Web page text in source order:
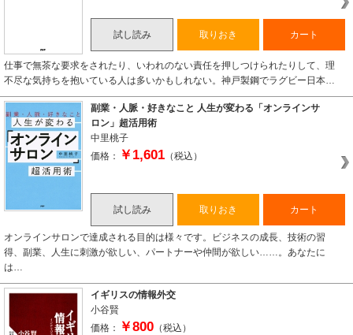
試し読み 取りおき カート
仕事で無茶な要求をされたり、いわれのない責任を押しつけられたりして、理
不尽な気持ちを抱いている人は多いかもしれない。神戸製鋼でラグビー日本…
副業・人脈・好きなこと 人生が変わる「オンラインサ
ロン」超活用術
中里桃子
価格：
￥1,601 （税込）
試し読み 取りおき カート
オンラインサロンで達成される目的は様々です。ビジネスの成長、技術の習
得、副業、人生に刺激が欲しい、パートナーや仲間が欲しい……。あなたに
は…
イギリスの情報外交
小谷賢
価格：
￥800 （税込）